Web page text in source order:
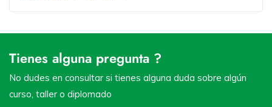
Tienes alguna pregunta ?
No dudes en consultar si tienes alguna duda sobre algún
curso, taller o diplomado